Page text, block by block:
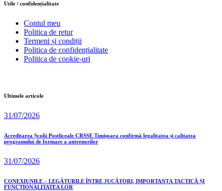
Utile / confidențialitate
Contul meu
Politica de retur
Termeni și condiții
Politica de confidențialitate
Politica de cookie-uri
Ultimele articole
31/07/2026
Acreditarea Școlii Postliceale CRSSE Timișoara confirmă legalitatea și calitatea
programului de formare a antrenorilor
31/07/2026
CONEXIUNILE – LEGĂTURILE ÎNTRE JUCĂTORI, IMPORTANȚA TACTICĂ ȘI
FUNCȚIONALITATEA LOR